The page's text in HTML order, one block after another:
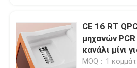
CE 16 RT
μηχανών
κανάλι μίνι
MOQ：1